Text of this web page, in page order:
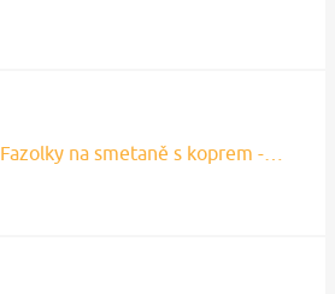
Fazolky na smetaně s koprem -…